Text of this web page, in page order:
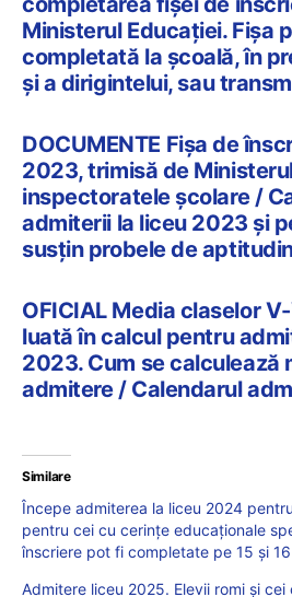
Ministerul Educației. Fișa
completată la școală, în
și a dirigintelui, sau
DOCUMENTE Fișa de
2023, trimisă de
inspectoratele școlare /
admiterii la liceu 2023 și
susțin probele de
OFICIAL Media claselor
luată în calcul pentru
2023. Cum se calculează
admitere / Calendarul
Similare
Începe admiterea la liceu 2024
pentru cei cu cerințe educaționale
înscriere pot fi completate pe 15 și
Admitere liceu 2025. Elevii romi și cei